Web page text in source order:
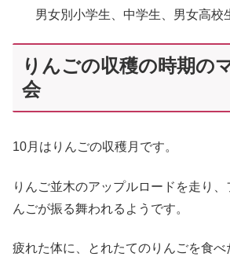
男女別小学生、中学生、男女高校
りんごの収穫の時期の
会
10月はりんごの収穫月です。
りんご並木のアップルロードを走り、
んごが振る舞われるようです。
疲れた体に、とれたてのりんごを食べ